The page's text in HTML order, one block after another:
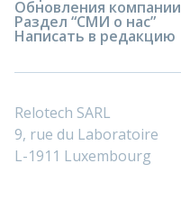
Обновления компании
Раздел “СМИ о нас”
Написать в редакцию
Relotech SARL
9, rue du Laboratoire
L-1911 Luxembourg